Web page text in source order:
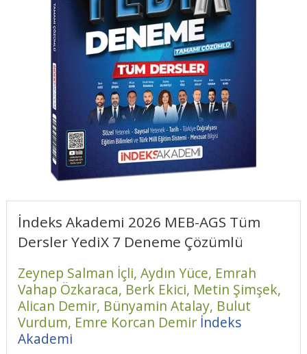
İndeks Akademi 2026 MEB-AGS Tüm
Dersler YediX 7 Deneme Çözümlü
Zeynep Salman İçli, Aydın Yüce, Emrah
Vahap Özkaraca, Berk Ekici, Metin Şimşek,
Alican Demir, Bünyamin Atalay, Bulut
Vurdum, Emre Korcan Demir İndeks
Akademi